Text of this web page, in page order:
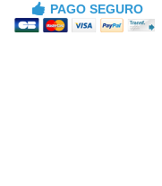
PAGO SEGURO